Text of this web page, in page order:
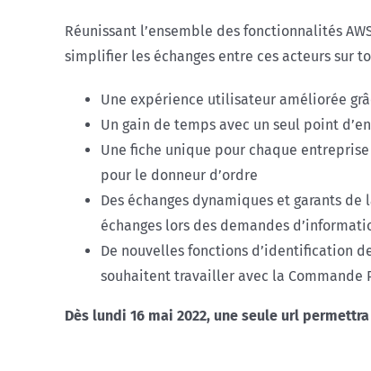
Réunissant l’ensemble des fonctionnalités
simplifier les échanges entre ces acteurs sur
Une expérience utilisateur améliorée
Un gain de temps avec un seul point
Une fiche unique pour chaque
pour le donneur d’ordre
Des échanges dynamiques et garants
échanges lors des demandes
De nouvelles fonctions d’identification
souhaitent travailler avec la Commande
Dès lundi 16 mai 2022, une seule url